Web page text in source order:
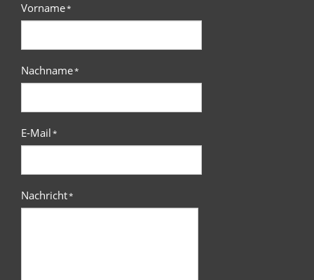
Vorname*
Nachname*
E-Mail*
Nachricht*